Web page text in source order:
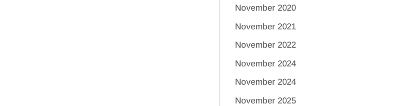
November 2020
November 2021
November 2022
November 2024
November 2024
November 2025